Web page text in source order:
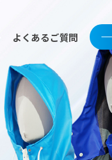
よくあるご質問